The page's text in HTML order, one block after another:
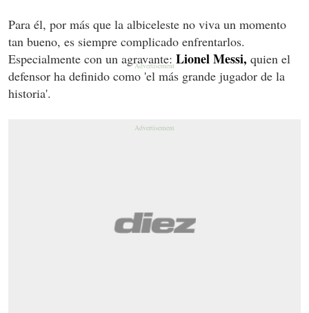
Para él, por más que la albiceleste no viva un momento
tan bueno, es siempre complicado enfrentarlos.
Especialmente con un agravante: Lionel Messi, quien el
defensor ha definido como 'el más grande jugador de la
historia'.